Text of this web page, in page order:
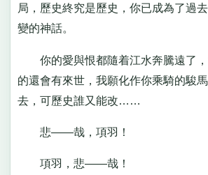
局，歷史終究是歷史，你已成為了過
變的神話。
你的愛與恨都隨着江水奔騰遠了，
的還會有來世，我願化作你乘騎的駿
去，可歷史誰又能改……
悲——哉，項羽！
項羽，悲——哉！